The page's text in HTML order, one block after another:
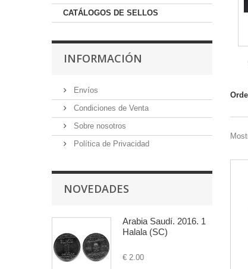
CATÁLOGOS DE SELLOS
INFORMACIÓN
Envíos
Condiciones de Venta
Sobre nosotros
Política de Privacidad
NOVEDADES
Arabia Saudí. 2016. 1
Halala (SC)
€ 2.00